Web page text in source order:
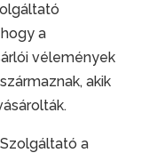
a
vélemények
akik
a